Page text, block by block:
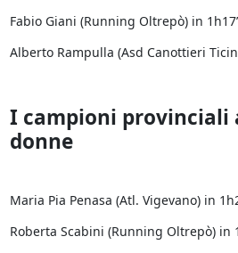
Fabio Giani (Running Oltrepò) in
Alberto Rampulla (Asd Canottieri
I campioni provinciali
donne
Maria Pia Penasa (Atl. Vigevano) in
Roberta Scabini (Running Oltrepò) in